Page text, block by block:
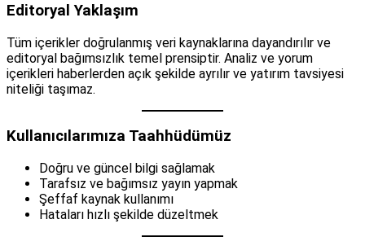
Editoryal Yaklaşım
Tüm içerikler doğrulanmış veri kaynaklarına dayandırılır ve
editoryal bağımsızlık temel prensiptir. Analiz ve yorum
içerikleri haberlerden açık şekilde ayrılır ve yatırım tavsiyesi
niteliği taşımaz.
Kullanıcılarımıza Taahhüdümüz
Doğru ve güncel bilgi sağlamak
Tarafsız ve bağımsız yayın yapmak
Şeffaf kaynak kullanımı
Hataları hızlı şekilde düzeltmek